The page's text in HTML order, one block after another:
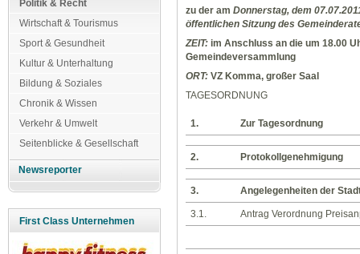
Politik & Recht
Wirtschaft & Tourismus
Sport & Gesundheit
Kultur & Unterhaltung
Bildung & Soziales
Chronik & Wissen
Verkehr & Umwelt
Seitenblicke & Gesellschaft
Newsreporter
First Class Unternehmen
zu der am Donnerstag, dem
öffentlichen Sitzung des
ZEIT: im Anschluss an die um 18.00
Gemeindeversammlung
ORT: VZ Komma, großer Saal
TAGESORDNUNG
1. Zur Tagesordnung
2. Protokollgenehmigung
3. Angelegenheiten der
3.1. Antrag Verordnung